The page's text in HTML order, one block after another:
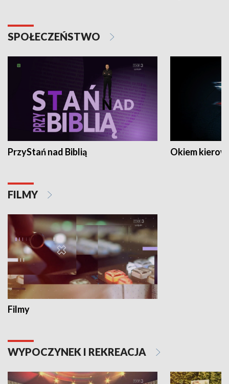
SPOŁECZEŃSTWO
PrzyStań nad Biblią Okiem
FILMY
Filmy
WYPOCZYNEK I REKREACJA